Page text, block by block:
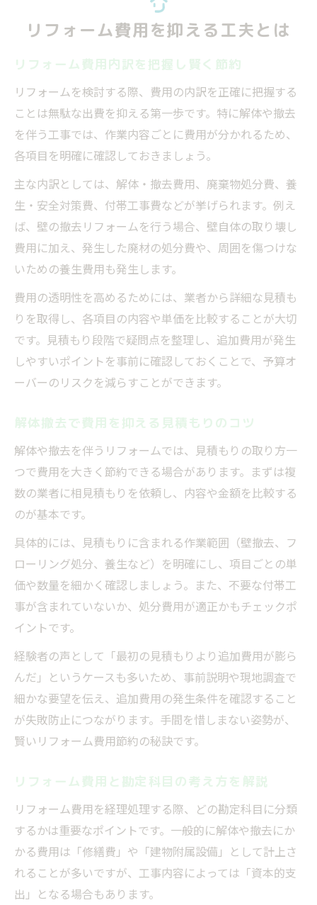
リフォーム費用を抑える工夫とは
リフォーム費用内訳を把握し賢く節約
リフォームを検討する際、費用の内訳を正確に把握する
ことは無駄な出費を抑える第一歩です。特に解体や撤去
を伴う工事では、作業内容ごとに費用が分かれるため、
各項目を明確に確認しておきましょう。
主な内訳としては、解体・撤去費用、廃棄物処分費、養
生・安全対策費、付帯工事費などが挙げられます。例え
ば、壁の撤去リフォームを行う場合、壁自体の取り壊し
費用に加え、発生した廃材の処分費や、周囲を傷つけな
いための養生費用も発生します。
費用の透明性を高めるためには、業者から詳細な見積も
りを取得し、各項目の内容や単価を比較することが大切
です。見積もり段階で疑問点を整理し、追加費用が発生
しやすいポイントを事前に確認しておくことで、予算オ
ーバーのリスクを減らすことができます。
解体撤去で費用を抑える見積もりのコツ
解体や撤去を伴うリフォームでは、見積もりの取り方一
つで費用を大きく節約できる場合があります。まずは複
数の業者に相見積もりを依頼し、内容や金額を比較する
のが基本です。
具体的には、見積もりに含まれる作業範囲（壁撤去、フ
ローリング処分、養生など）を明確にし、項目ごとの単
価や数量を細かく確認しましょう。また、不要な付帯工
事が含まれていないか、処分費用が適正かもチェックポ
イントです。
経験者の声として「最初の見積もりより追加費用が膨ら
んだ」というケースも多いため、事前説明や現地調査で
細かな要望を伝え、追加費用の発生条件を確認すること
が失敗防止につながります。手間を惜しまない姿勢が、
賢いリフォーム費用節約の秘訣です。
リフォーム費用と勘定科目の考え方を解説
リフォーム費用を経理処理する際、どの勘定科目に分類
するかは重要なポイントです。一般的に解体や撤去にか
かる費用は「修繕費」や「建物附属設備」として計上さ
れることが多いですが、工事内容によっては「資本的支
出」となる場合もあります。